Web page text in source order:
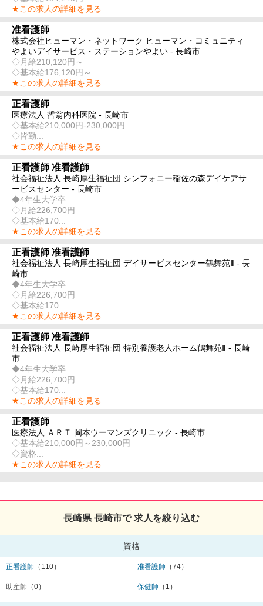
★この求人の詳細を見る
准看護師
株式会社ヒューマン・ネットワーク ヒューマン・コミュニティ
やよいデイサービス・ステーションやよい - 長崎市
◇月給210,120円～
◇基本給176,120円～...
★この求人の詳細を見る
正看護師
医療法人 哲翁内科医院 - 長崎市
◇基本給210,000円-230,000円
◇皆勤...
★この求人の詳細を見る
正看護師 准看護師
社会福祉法人 長崎厚生福祉団 シンフォニー稲佐の森デイケアサ
ービスセンター - 長崎市
◆4年生大学卒
◇月給226,700円
◇基本給170...
★この求人の詳細を見る
正看護師 准看護師
社会福祉法人 長崎厚生福祉団 デイサービスセンター鶴舞苑Ⅱ - 長
崎市
◆4年生大学卒
◇月給226,700円
◇基本給170...
★この求人の詳細を見る
正看護師 准看護師
社会福祉法人 長崎厚生福祉団 特別養護老人ホーム鶴舞苑Ⅱ - 長崎
市
◆4年生大学卒
◇月給226,700円
◇基本給170...
★この求人の詳細を見る
正看護師
医療法人 ＡＲＴ 岡本ウーマンズクリニック - 長崎市
◇基本給210,000円～230,000円
◇資格...
★この求人の詳細を見る
長崎県 長崎市で 求人を絞り込む
資格
正看護師 （110） 准看護師 （74）
助産師 （0） 保健師 （1）